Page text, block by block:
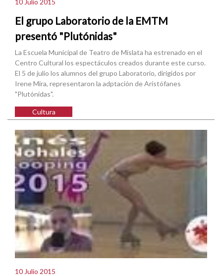
10 Julio 2015
El grupo Laboratorio de la EMTM
presentó "Plutónidas"
La Escuela Municipal de Teatro de Mislata ha estrenado en el
Centro Cultural los espectáculos creados durante este curso.
El 5 de julio los alumnos del grupo Laboratorio, dirigidos por
Irene Mira, representaron la adptación de Aristófanes
"Plutónidas".
Cultura
10 Julio 2015